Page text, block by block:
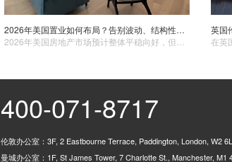
2026年美国置业如何布局？告别波动、结构性机遇凸显，“以房养学”性价比核心盘亮相纽约！
400-071-8717
伦敦办公室：3F, 2 Eastbourne Terrace, Paddington, London, W2
曼城办公室：1F, St James Tower, 7 Charlotte St., Manchester, M1